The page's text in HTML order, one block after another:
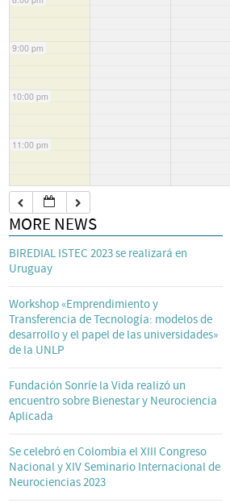
9:00 pm
10:00 pm
11:00 pm
MORE NEWS
BIREDIAL ISTEC 2023 se realizará en
Uruguay
Workshop «Emprendimiento y
Transferencia de Tecnología: modelos de
desarrollo y el papel de las universidades»
de la UNLP
Fundación Sonríe la Vida realizó un
encuentro sobre Bienestar y Neurociencia
Aplicada
Se celebró en Colombia el XIII Congreso
Nacional y XIV Seminario Internacional de
Neurociencias 2023